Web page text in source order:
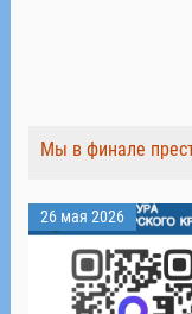
Мы в финале
26 мая 2026